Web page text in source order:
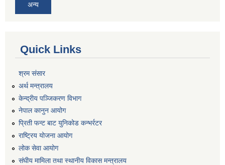
अन्य
Quick Links
श्रम संसार
अर्थ मन्त्रालय
केन्द्रीय पञ्जिकरण विभाग
नेपाल कानुन आयोग
प्रिती फन्ट बाट युनिकोड कन्भर्रटर
राष्ट्रिय योजना आयोग
लोक सेवा आयोग
संघीय मामिला तथा स्थानीय विकास मन्त्रालय